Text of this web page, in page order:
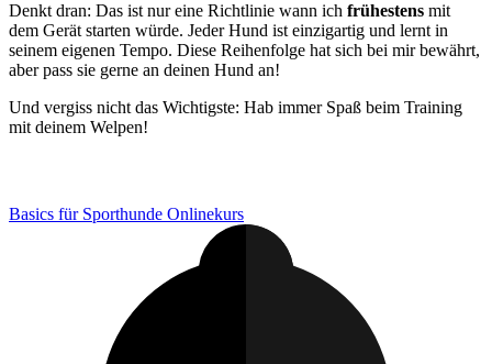
Denkt dran: Das ist nur eine Richtlinie wann ich frühestens mit
dem Gerät starten würde. Jeder Hund ist einzigartig und lernt in
seinem eigenen Tempo. Diese Reihenfolge hat sich bei mir bewährt,
aber pass sie gerne an deinen Hund an!
Und vergiss nicht das Wichtigste: Hab immer Spaß beim Training
mit deinem Welpen!
Basics für Sporthunde Onlinekurs